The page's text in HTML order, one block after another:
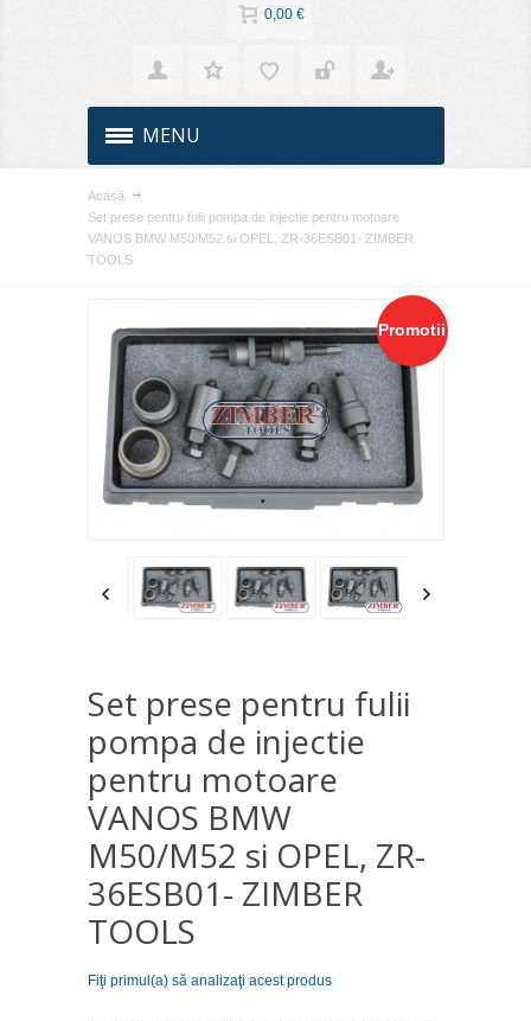
0,00 €
MENU
Acasă
Set prese pentru fulii pompa de injectie pentru motoare
VANOS BMW M50/M52 si OPEL, ZR-36ESB01- ZIMBER
TOOLS
Promotii
Set prese pentru fulii
pompa de injectie
pentru motoare
VANOS BMW
M50/M52 si OPEL, ZR-
36ESB01- ZIMBER
TOOLS
Fiţi primul(a) să analizaţi acest produs